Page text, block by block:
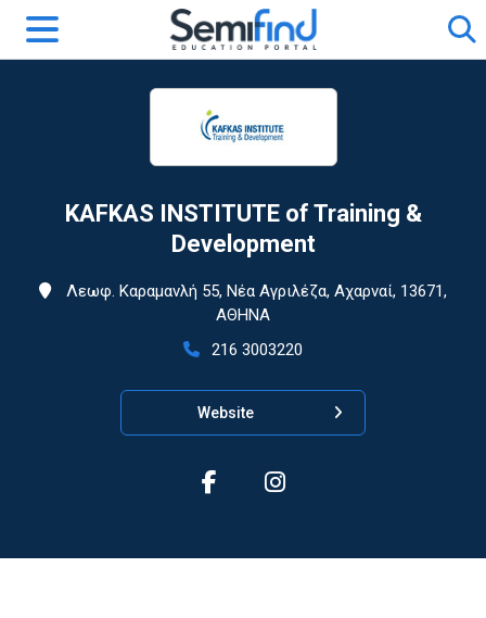
KAFKAS INSTITUTE of Training &
Development
Λεωφ. Καραμανλή 55, Νέα Αγριλέζα, Αχαρναί, 13671,
ΑΘΗΝΑ
216 3003220
Website